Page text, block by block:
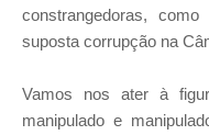
constrangedoras,
suposta corrupção na
Vamos nos ater à
manipulado e